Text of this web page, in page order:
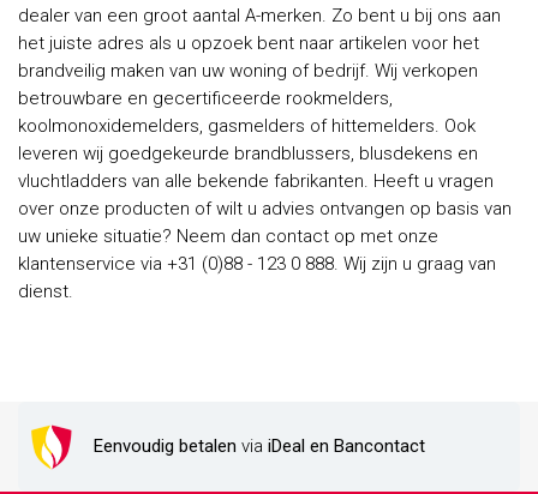
dealer van een groot aantal A-merken. Zo bent u bij ons aan
het juiste adres als u opzoek bent naar artikelen voor het
brandveilig maken van uw woning of bedrijf. Wij verkopen
betrouwbare en gecertificeerde rookmelders,
koolmonoxidemelders, gasmelders of hittemelders. Ook
leveren wij goedgekeurde brandblussers, blusdekens en
vluchtladders van alle bekende fabrikanten. Heeft u vragen
over onze producten of wilt u advies ontvangen op basis van
uw unieke situatie? Neem dan contact op met onze
klantenservice via +31 (0)88 - 123 0 888. Wij zijn u graag van
dienst.
Eenvoudig betalen via iDeal en Bancontact